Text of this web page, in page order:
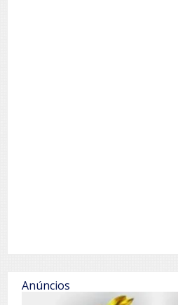
Anúncios